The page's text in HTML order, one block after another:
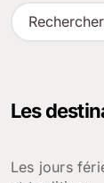
R
e
r
e
Les
Les jours